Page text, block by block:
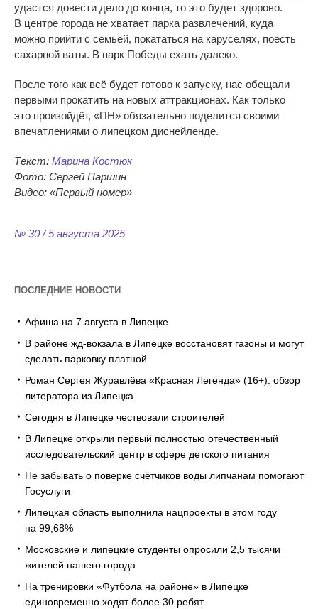
удастся довести дело до конца, то это будет здорово.
В центре города не хватает парка развлечений, куда
можно прийти с семьёй, покататься на каруселях, поесть
сахарной ваты. В парк Победы ехать далеко.
После того как всё будет готово к запуску, нас обещали
первыми прокатить на новых аттракционах. Как только
это произойдёт, «ПН» обязательно поделится своими
впечатлениями о липецком диснейленде.
Текст: Марина Костюк
Фото: Сергей Паршин
Видео: «Первый номер»
№ 30 / 5 августа 2025
ПОСЛЕДНИЕ НОВОСТИ
Афиша на 7 августа в Липецке
В районе жд-вокзала в Липецке восстановят газоны и могут
сделать парковку платной
Роман Сергея Журавлёва «Красная Легенда» (16+): обзор
литератора из Липецка
Сегодня в Липецке чествовали строителей
В Липецке открыли первый полностью отечественный
исследовательский центр в сфере детского питания
Не забывать о поверке счётчиков воды липчанам помогают
Госуслуги
Липецкая область выполнила нацпроекты в этом году
на 99,68%
Московские и липецкие студенты опросили 2,5 тысячи
жителей нашего города
На тренировки «Футбола на районе» в Липецке
единовременно ходят более 30 ребят